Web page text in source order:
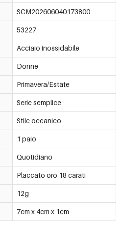
SCM202606040173800
53227
Acciaio inossidabile
Donne
Primavera/Estate
Serie semplice
Stile oceanico
1 paio
Quotidiano
Placcato oro 18 carati
12g
7cm x 4cm x 1cm